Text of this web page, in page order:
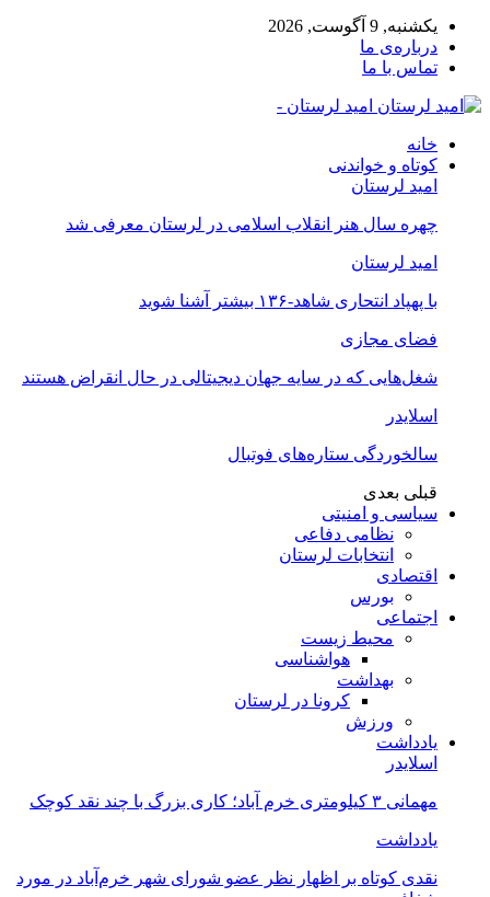
یکشنبه, 9 آگوست, 2026
درباره‌ی ما
تماس با ما
امید لرستان -
خانه
کوتاه و خواندنی
امید لرستان
چهره سال هنر انقلاب اسلامی در لرستان معرفی شد
امید لرستان
با پهپاد انتحاری شاهد-۱۳۶ بیشتر آشنا شوید
فضای مجازی
شغل‌‌هایی که در سایه جهان دیجیتالی در حال انقراض هستند
اسلایدر
سالخوردگی ستاره‌های فوتبال
قبلی بعدی
سیاسی و امنیتی
نظامی دفاعی
انتخابات لرستان
اقتصادی
بورس
اجتماعی
محیط زیست
هواشناسی
بهداشت
کرونا در لرستان
ورزش
یادداشت
اسلایدر
مهمانی ۳ کیلومتری خرم آباد؛ کاری بزرگ با چند نقد کوچک
یادداشت
نقدی کوتاه بر اظهار نظر عضو شورای شهر خرم‌آباد در مورد